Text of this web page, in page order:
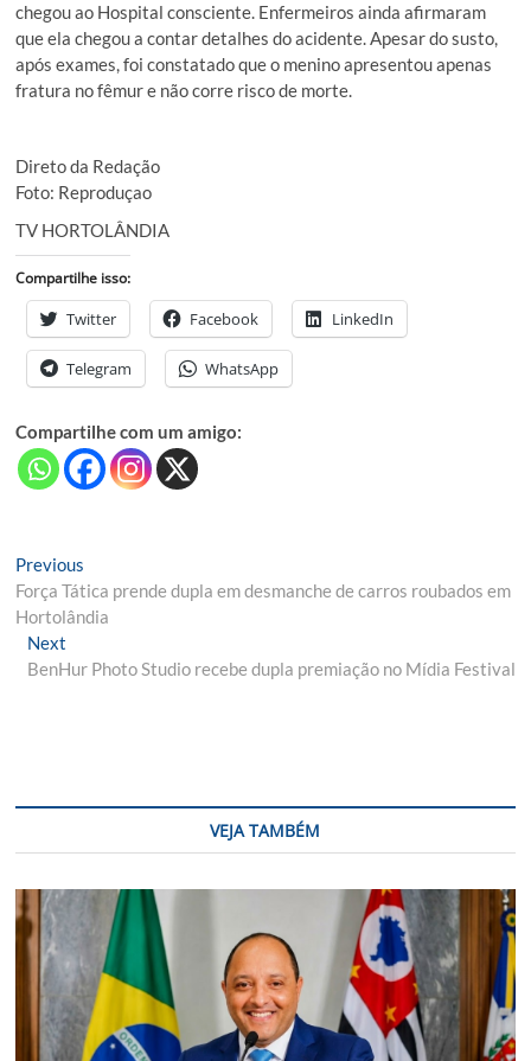
chegou ao Hospital consciente. Enfermeiros ainda afirmaram
que ela chegou a contar detalhes do acidente. Apesar do susto,
após exames, foi constatado que o menino apresentou apenas
fratura no fêmur e não corre risco de morte.
Direto da Redação
Foto: Reproduçao
TV HORTOLÂNDIA
Compartilhe isso:
Twitter Facebook LinkedIn
Telegram WhatsApp
Compartilhe com um amigo:
Navegação
de
Post
Previous
post:
Força Tática prende dupla em desmanche de carros roubados em
Hortolândia
NextNext
post:
BenHur Photo Studio recebe dupla premiação no Mídia Festival
VEJA TAMBÉM